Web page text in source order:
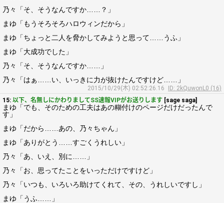
乃々「そ、そうなんですか……？」
まゆ「もうそろそろハロウィンだから」
まゆ「ちょっと二人を脅かしてみようと思って……うふ」
まゆ「大成功でした」
乃々「そ、そうなんですか……」
乃々「はぁ……い、いっきに力が抜けたんですけど……」
2015/10/29(木) 02:52:26.16
ID: 2kQuwonL0 (16)
15: 以下、名無しにかわりましてSS速報VIPがお送りします [sage saga]
まゆ「でも、そのための工夫はあの糊付けのページだけだったんで
す」
まゆ「だから……あの、乃々ちゃん」
まゆ「ありがとう……すごくうれしい」
乃々「あ、いえ、別に……」
乃々「お、思ってたことをいっただけですけど」
乃々「いつも、いろいろ助けてくれて、その、うれしいですし」
まゆ「うふ……」